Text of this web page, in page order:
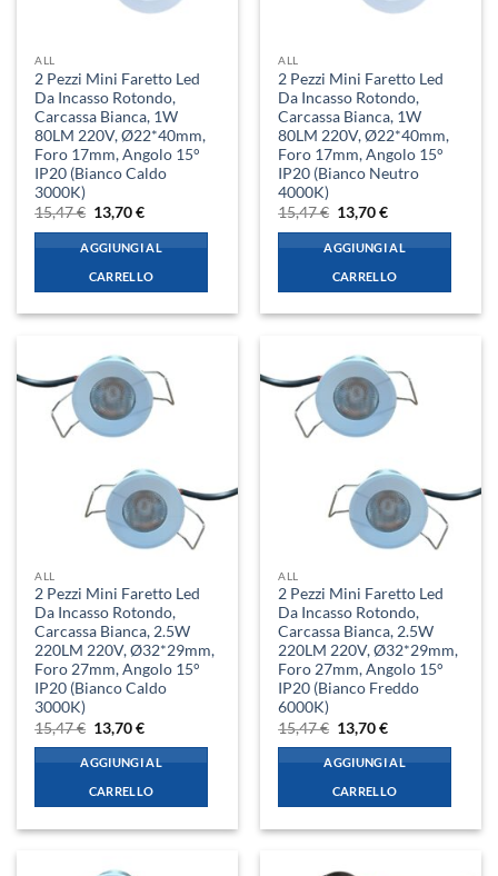
ALL
2 Pezzi Mini Faretto Led
Da Incasso Rotondo,
Carcassa Bianca, 1W
80LM 220V, Ø22*40mm,
Foro 17mm, Angolo 15°
IP20 (Bianco Caldo
3000K)
15,47€ Il
prezzo
originale
era:
15,47 €.
13,70€Il
attuale
è:
13,70 €.
AGGIUNGI AL
CARRELLO
ALL
2 Pezzi Mini Faretto Led
Da Incasso Rotondo,
Carcassa Bianca, 1W
80LM 220V, Ø22*40mm,
Foro 17mm, Angolo 15°
IP20 (Bianco Neutro
4000K)
15,47€ Il
prezzo
originale
era:
15,47 €.
13,70€Il
attuale
è:
13,70 €.
AGGIUNGI AL
CARRELLO
ALL
2 Pezzi Mini Faretto Led
Da Incasso Rotondo,
Carcassa Bianca, 2.5W
220LM 220V, Ø32*29mm,
Foro 27mm, Angolo 15°
IP20 (Bianco Caldo
3000K)
15,47€ Il
prezzo
originale
era:
15,47 €.
13,70€Il
attuale
è:
13,70 €.
AGGIUNGI AL
CARRELLO
ALL
2 Pezzi Mini Faretto Led
Da Incasso Rotondo,
Carcassa Bianca, 2.5W
220LM 220V, Ø32*29mm,
Foro 27mm, Angolo 15°
IP20 (Bianco Freddo
6000K)
15,47€ Il
prezzo
originale
era:
15,47 €.
13,70€Il
attuale
è:
13,70 €.
AGGIUNGI AL
CARRELLO